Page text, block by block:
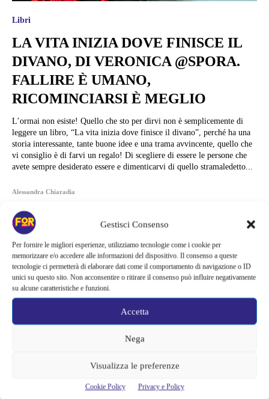
Gestisci Consenso
Per fornire le migliori esperienze, utilizziamo tecnologie come i cookie per
memorizzare e/o accedere alle informazioni del dispositivo. Il consenso a queste
tecnologie ci permetterà di elaborare dati come il comportamento di navigazione o ID
unici su questo sito. Non acconsentire o ritirare il consenso può influire negativamente
su alcune caratteristiche e funzioni.
Accetta
Nega
Visualizza le preferenze
Cookie Policy Privacy e Policy
Libri
LA VITA INIZIA DOVE FINISCE IL
DIVANO, DI VERONICA @SPORA.
FALLIRE È UMANO,
RICOMINCIARSI È MEGLIO
L’ormai non esiste! Quello che sto per dirvi non è semplicemente di
leggere un libro, “La vita inizia dove finisce il divano”, perché ha una
storia interessante, tante buone idee e una trama avvincente, quello che
vi consiglio è di farvi un regalo! Di scegliere di essere le persone che
avete sempre desiderato essere e dimenticarvi di quello stramaledetto...
Alessandra Chiaradia